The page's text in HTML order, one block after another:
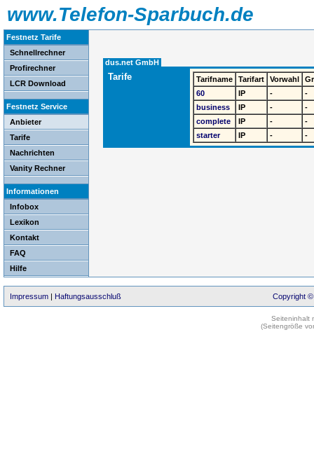
www.Telefon-Sparbuch.de
Festnetz Tarife
Schnellrechner
Profirechner
LCR Download
Festnetz Service
Anbieter
Tarife
Nachrichten
Vanity Rechner
Informationen
Infobox
Lexikon
Kontakt
FAQ
Hilfe
dus.net GmbH
Tarife Tarifname Tarifart Vorwahl
60
IP -
-
business
IP -
-
complete
IP -
-
starter
IP - -
Impressum | Haftungsausschluß Copyright ©
Seiteninhalt
(Seitengröße